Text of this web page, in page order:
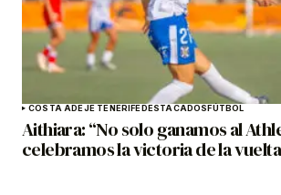
COSTA ADEJE TENERIFEDESTACADOSFÚTBOL
Aithiara: “No solo ganamos al
celebramos la victoria de la